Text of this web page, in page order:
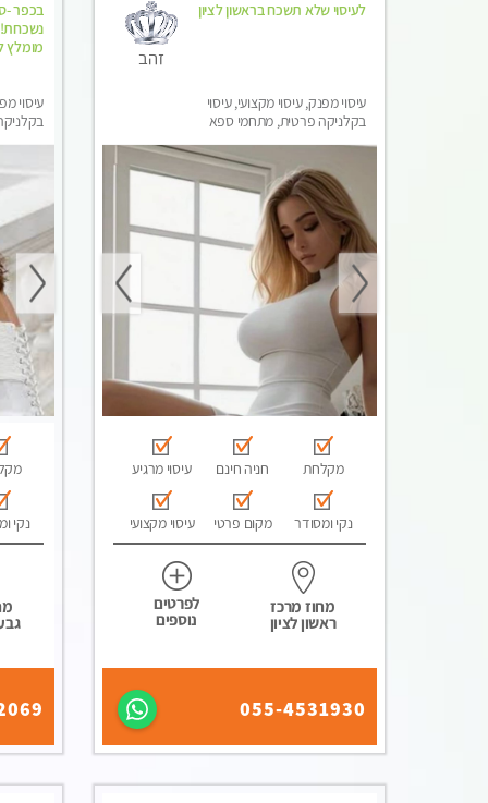
לעיסוי שלא תשכח בראשון לציון
עיסוי מפנק, עיסוי מקצועי, עיסוי
בקלניקה פרטית, מתחמי ספא
זהב
מקלחת חניה חינם עיסוי מרגיע
נקי ומסודר מקום פרטי עיסוי מקצועי
מחוז מרכז
ראשון לציון
לפרטים
נוספים
055-4531930
בכפר -
מומלץ
עיסוי
נקי